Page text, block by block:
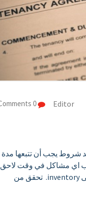
Editor
0 Comments
شروط يجب أن تتبعها مدة
اي مشاكل في وقت لاحق
. يتضمن العقد أيضا قائمة من أي أثاث أو تجهيزات في الممتلكات. وهذا ما يسمى inventory. تحقق من